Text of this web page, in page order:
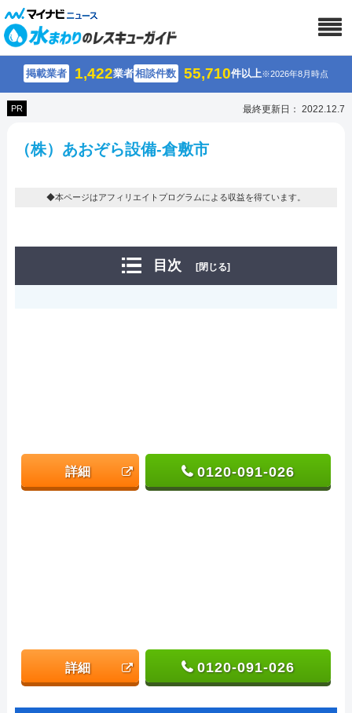
掲載業者 1,422業者相談件数 55,710件以上※2026年8月時点
PR 最終更新日： 2022.12.7
（株）あおぞら設備-倉敷市
◆本ページはアフィリエイトプログラムによる収益を得ています。
目次 [閉じる]
詳細 0120-091-026
詳細 0120-091-026